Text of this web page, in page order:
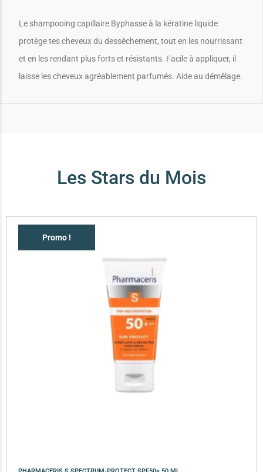
Le shampooing capillaire Byphasse à la kératine liquide
protège tes cheveux du dessèchement, tout en les nourrissant
et en les rendant plus forts et résistants. Facile à appliquer, il
laisse les cheveux agréablement parfumés. Aide au démêlage.
Les Stars du Mois
Promo !